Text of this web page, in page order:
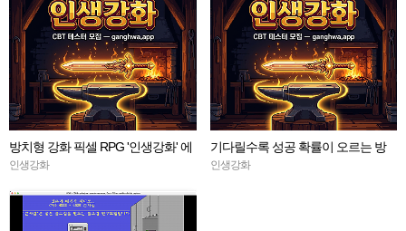
방치형 강화 픽셀 RPG '인생강화' 에
서 CBT 인원을 모집합니다.
인생강화
기다릴수록 성공 확률이 오르는 방
치형 강화 RPG — 인생강화 ※8월
인생강화